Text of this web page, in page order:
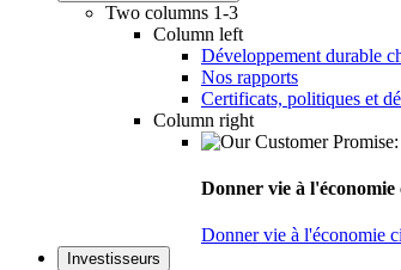
Two columns 1-3
Column left
Développement durable
Nos rapports
Certificats, politiques et
Column right
Donner vie à
Donner vie à l'économie
Investisseurs